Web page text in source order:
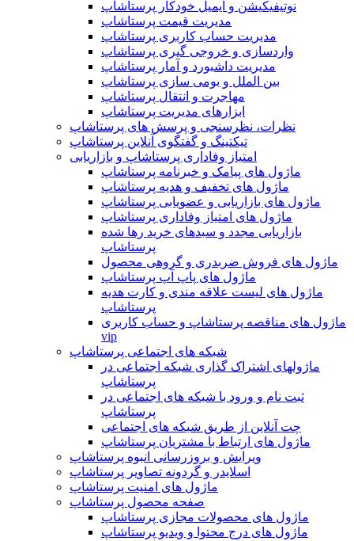
نوتیفیکیشن و ایمیل خودکار پرستاشاپ
مدیریت قیمت پرستاشاپ
مدیریت حساب کاربری پرستاشاپ
واردسازی و خروجی گیری پرستاشاپ
مدیریت داشبورد و آمار پرستاشاپ
بین الملل و بومی سازی پرستاشاپ
مهاجرت و انتقال پرستاشاپ
ابزارهای مدیریت پرستاشاپ
نظرات، نظرسنجی و پرسش های پرستاشاپ
تیکتینگ و گفتگوی آنلاین پرستاشاپ
امتیاز وفاداری پرستاشاپ و بازاریابی
ماژول های پیامک و خبرنامه پرستاشاپ
ماژول های تخفیف و هدیه پرستاشاپ
ماژول های بازاریابی و عضویابی پرستاشاپ
ماژول های امتیاز وفاداری پرستاشاپ
بازاریابی مجدد و سبدهای خرید رها شده
پرستاشاپ
ماژول های فروش ضربدری و گروهی محصول
ماژول های پاپ آپ پرستاشاپ
ماژول های لیست علاقه مندی و کارت هدیه
پرستاشاپ
ماژول های مناقصه پرستاشاپ و حساب کاربری
vip
شبکه های اجتماعی پرستاشاپ
ماژولهای اشتراک‌ گذاری شبکه اجتماعی در
پرستاشاپ
ثبت نام و ورود با شبکه های اجتماعی در
پرستاشاپ
چت آنلاین از طریق شبکه های اجتماعی
ماژول های ارتباط با مشتریان پرستاشاپ
ویرایش و بروزرسانی انبوه پرستاشاپ
اسلایدر و گردونه تصاویر پرستاشاپ
ماژول های امنیت پرستاشاپ
صفحه محصول پرستاشاپ
ماژول های محصولات مجازی پرستاشاپ
ماژول های درج محتوا و ویدیو پرستاشاپ